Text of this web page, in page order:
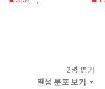
2명 평가
별점 분포 보기